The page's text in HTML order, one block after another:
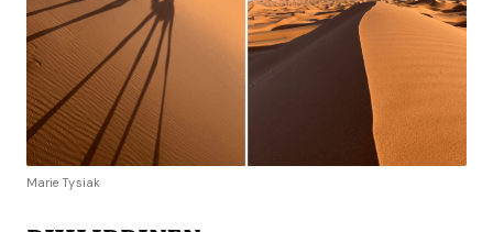
Marie Tysiak